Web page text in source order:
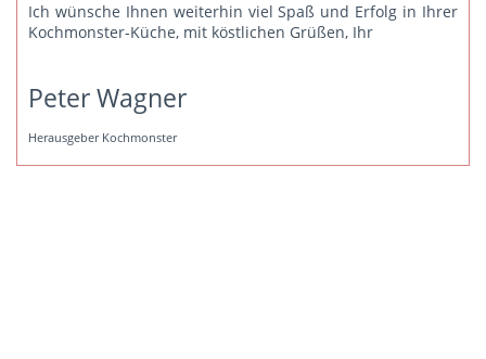
Ich wünsche Ihnen weiterhin viel Spaß und Erfolg in Ihrer
Kochmonster-Küche, mit köstlichen Grüßen, Ihr
Peter Wagner
Herausgeber Kochmonster